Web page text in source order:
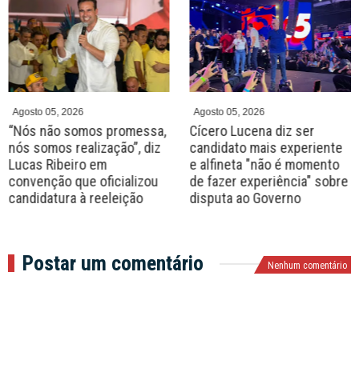
Agosto 05, 2026
“Nós não somos promessa,
nós somos realização”, diz
Lucas Ribeiro em
convenção que oficializou
candidatura à reeleição
Agosto 05, 2026
Cícero Lucena diz ser
candidato mais experiente
e alfineta "não é momento
de fazer experiência" sobre
disputa ao Governo
r
e
v
e
x
t
Postar um comentário Nenhum comentário